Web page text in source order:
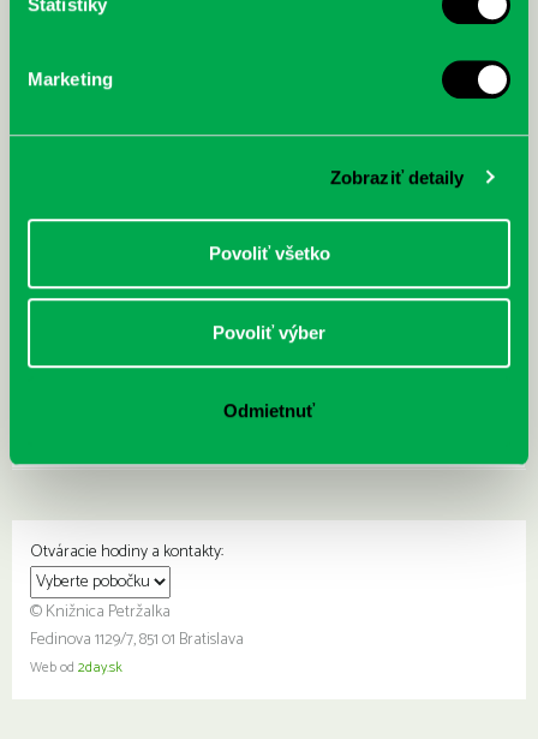
Štatistiky
Marketing
Zobraziť detaily
Povoliť všetko
Povoliť výber
Odmietnuť
Milí čitatelia a návštevníci, možno ste zachytili, že intenzívne
Otváracie hodiny a kontakty:
© Knižnica Petržalka
Fedinova 1129/7, 851 01 Bratislava
Web od 2day.sk